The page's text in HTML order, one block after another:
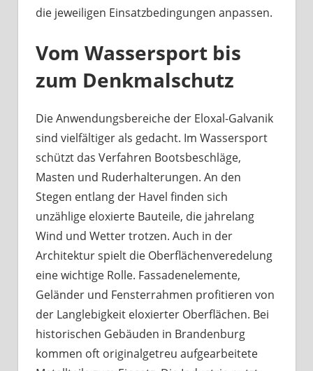
die jeweiligen Einsatzbedingungen anpassen.
Vom Wassersport bis
zum Denkmalschutz
Die Anwendungsbereiche der Eloxal-Galvanik
sind vielfältiger als gedacht. Im Wassersport
schützt das Verfahren Bootsbeschläge,
Masten und Ruderhalterungen. An den
Stegen entlang der Havel finden sich
unzählige eloxierte Bauteile, die jahrelang
Wind und Wetter trotzen. Auch in der
Architektur spielt die Oberflächenveredelung
eine wichtige Rolle. Fassadenelemente,
Geländer und Fensterrahmen profitieren von
der Langlebigkeit eloxierter Oberflächen. Bei
historischen Gebäuden in Brandenburg
kommen oft originalgetreu aufgearbeitete